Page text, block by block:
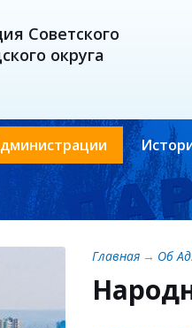
Советского
округа
Главная → Об